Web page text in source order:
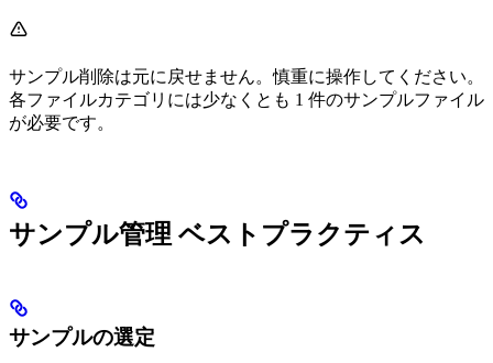
サンプル削除は元に戻せません。慎重に操作してください。
各ファイルカテゴリには少なくとも 1 件のサンプルファイル
が必要です。
サンプル管理 ベストプラクティス
サンプルの選定